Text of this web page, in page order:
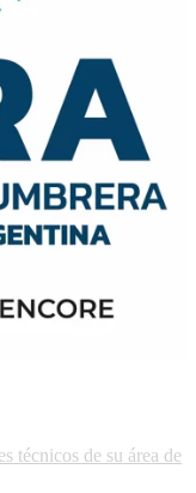
técnicos de su área de